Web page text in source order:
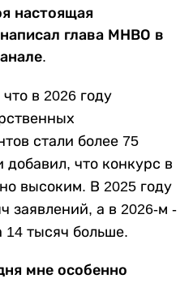
настоящая
глава МНВО в
в 2026 году
стали более 75
добавил, что конкурс в
высоким. В 2025 году
заявлений, а в 2026-м -
14 тысяч больше.
мне особенно